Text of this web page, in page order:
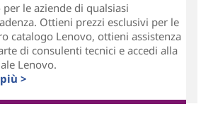
le aziende di qualsiasi
Ottieni prezzi esclusivi per le
catalogo Lenovo, ottieni assistenza
di consulenti tecnici e accedi alla
Lenovo.
>